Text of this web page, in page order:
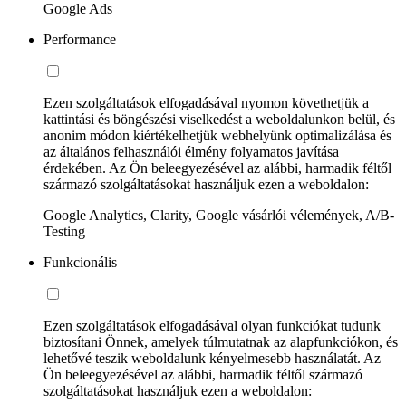
Google Ads
Performance
Ezen szolgáltatások elfogadásával nyomon követhetjük a
kattintási és böngészési viselkedést a weboldalunkon belül, és
anonim módon kiértékelhetjük webhelyünk optimalizálása és
az általános felhasználói élmény folyamatos javítása
érdekében. Az Ön beleegyezésével az alábbi, harmadik féltől
származó szolgáltatásokat használjuk ezen a weboldalon:
Google Analytics, Clarity, Google vásárlói vélemények, A/B-
Testing
Funkcionális
Ezen szolgáltatások elfogadásával olyan funkciókat tudunk
biztosítani Önnek, amelyek túlmutatnak az alapfunkciókon, és
lehetővé teszik weboldalunk kényelmesebb használatát. Az
Ön beleegyezésével az alábbi, harmadik féltől származó
szolgáltatásokat használjuk ezen a weboldalon: